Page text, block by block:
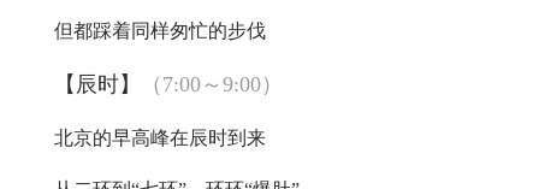
但都踩着同样匆忙的步伐
【辰时】 （7:00～9:00）
北京的早高峰在辰时到来